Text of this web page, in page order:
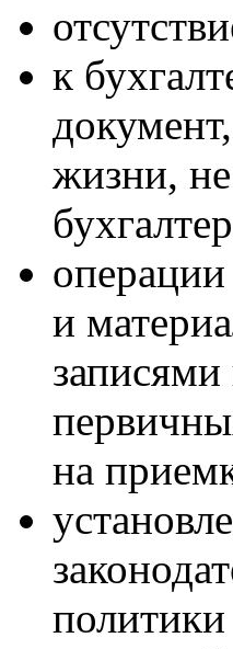
к
жизни,
и
на